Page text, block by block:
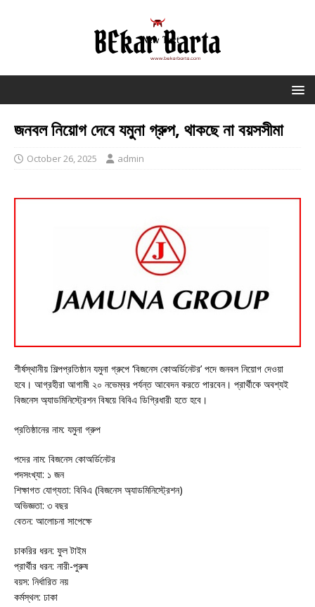
জনবল নিয়োগ দেবে যমুনা গ্রুপ, থাকছে না বয়সসীমা
October 26, 2025 admin
শীর্ষস্থানীয় শিল্পপ্রতিষ্ঠান যমুনা গ্রুপে ‘বিজনেস কোঅর্ডিনেটর’ পদে জনবল নিয়োগ দেওয়া
হবে। আগ্রহীরা আগামী ২০ নভেম্বর পর্যন্ত আবেদন করতে পারবেন। প্রার্থীকে অবশ্যই
বিজনেস অ্যাডমিনিস্ট্রেশন বিষয়ে বিবিএ ডিগ্রিধারী হতে হবে।
প্রতিষ্ঠানের নাম: যমুনা গ্রুপ
পদের নাম: বিজনেস কোঅর্ডিনেটর
পদসংখ্যা: ১ জন
শিক্ষাগত যোগ্যতা: বিবিএ (বিজনেস অ্যাডমিনিস্ট্রেশন)
অভিজ্ঞতা: ৩ বছর
বেতন: আলোচনা সাপেক্ষে
চাকরির ধরন: ফুল টাইম
প্রার্থীর ধরন: নারী-পুরুষ
বয়স: নির্ধারিত নয়
কর্মস্থল: ঢাকা